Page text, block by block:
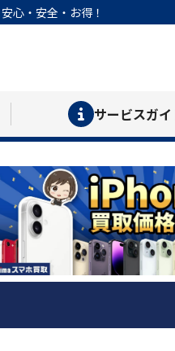
心・安全・お得！
サービスガイ